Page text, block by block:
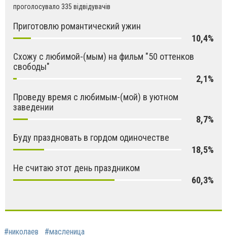
проголосувало 335 відвідувачів
Приготовлю романтический ужин
10,4%
Схожу с любимой-(мым) на фильм "50 оттенков
свободы"
2,1%
Проведу время с любимым-(мой) в уютном
заведении
8,7%
Буду праздновать в гордом одиночестве
18,5%
Не считаю этот день праздником
60,3%
#николаев #масленица